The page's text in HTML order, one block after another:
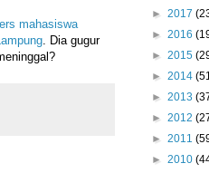
mahasiswa
. Dia gugur
► 2017
► 2016
► 2015
► 2014
► 2013
► 2012
► 2011
► 2010